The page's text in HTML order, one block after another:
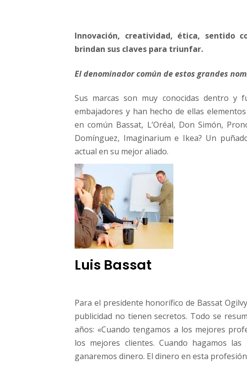
L
o
n
m
r
o
1
a
u
e
s
t
a
n
p
o
a
o
á
s
q
u
Innovación, creatividad, ética, sentido
brindan sus claves para triunfar.
El denominador común de estos grandes
Sus marcas son muy conocidas dentro y
embajadores y han hecho de ellas
en común Bassat, L’Oréal, Don Simón,
Domínguez, Imaginarium e Ikea? Un
actual en su mejor aliado.
Luis Bassat
Para el presidente honorífico de Bassat
publicidad no tienen secretos. Todo se
años: «Cuando tengamos a los mejores
los mejores clientes. Cuando hagamos
ganaremos dinero. El dinero en esta